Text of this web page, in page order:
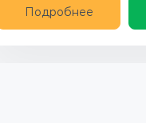
Подробнее